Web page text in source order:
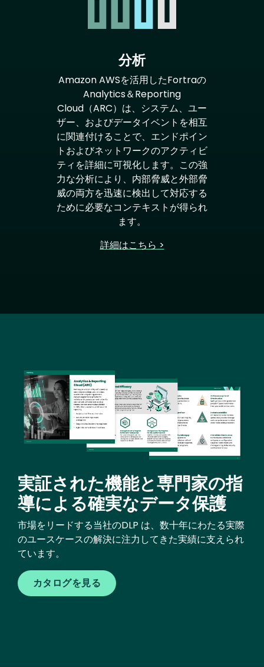
分析
Amazon AWSを活用したFortraの
Analytics＆Reporting
Cloud（ARC）は、システム、ユー
ザー、およびデータイベントを相互
に関連付けることで、エンドポイン
トおよびネットワークのアクティビ
ティを詳細に可視化します。この強
力な分析により、内部脅威と外部脅
威の両方を迅速に検出して対応する
ために必要なコンテキストが得られ
ます。
詳細はこちら >
Image
実証された機能と専門家の指
導による確実なデータ保護
市場をリードする当社のDLP は、数十年にわたる実際
のユースケースの解決に注力してきた実績に支えられ
ています。
カタログを見る